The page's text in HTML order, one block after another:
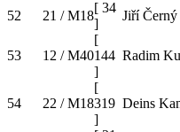
52 21 / M18
[ 34
]
Jiří Černý
53 12 / M40
[
144
]
Radim
54 22 / M18
[
319
]
Deins